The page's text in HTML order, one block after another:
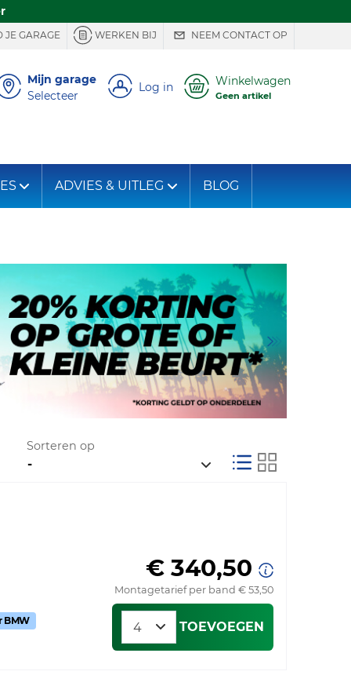
JE GARAGE WERKEN BIJ NEEM CONTACT OP
Mijn garage
Selecteer
Log in Winkelwagen
Geen artikel
ADVIES & UITLEG BLOG
Sorteren op
BMW
€ 340,50
Montagetarief per band € 53,50
TOEVOEGEN